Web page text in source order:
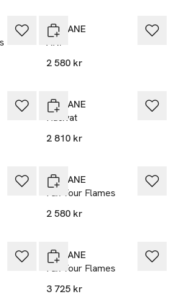
NISHANE
ANI
2 580 kr
NISHANE
Hacivat
2 810 kr
NISHANE
Fan Your Flames
2 580 kr
NISHANE
Fan Your Flames
3 725 kr